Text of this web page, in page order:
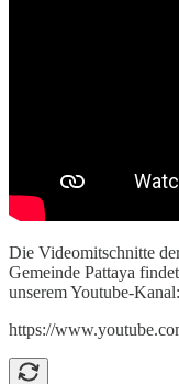
Die Videomitschnitte
Gemeinde Pattaya
unserem Youtube-Kanal:
https://